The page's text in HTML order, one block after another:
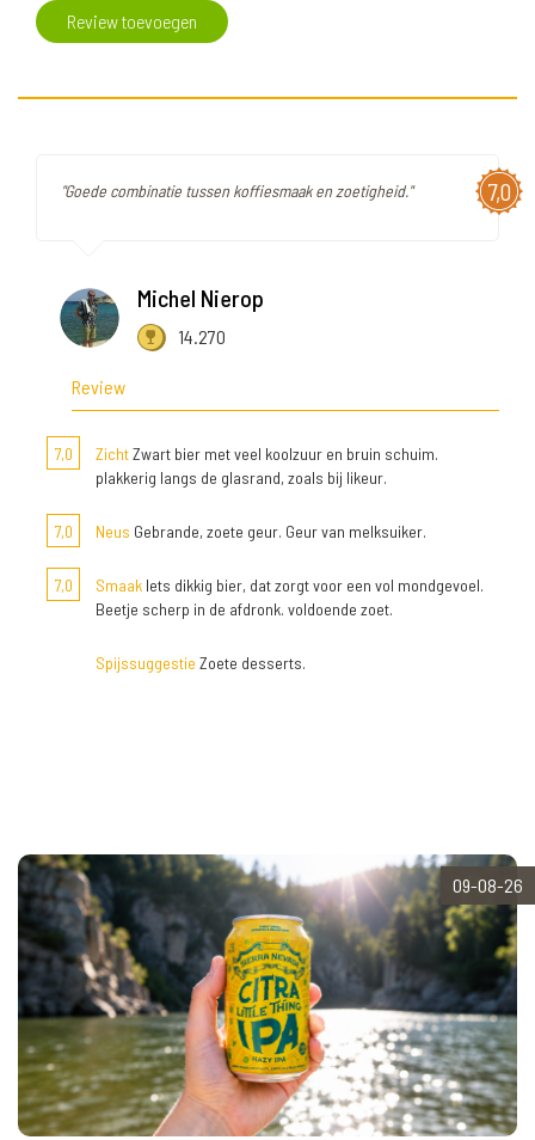
Review toevoegen
7,0
"Goede combinatie tussen koffiesmaak en zoetigheid."
Michel Nierop
14.270
Review
7,0 ZichtZwart bier met veel koolzuur en bruin schuim.
plakkerig langs de glasrand, zoals bij likeur.
7,0 Neus Gebrande, zoete geur. Geur van melksuiker.
7,0 Smaak Iets dikkig bier, dat zorgt voor een vol mondgevoel.
Beetje scherp in de afdronk. voldoende zoet.
Spijssuggestie Zoete desserts.
09-08-26